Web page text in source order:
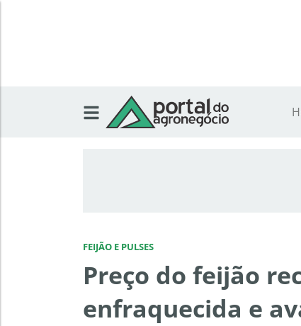
FEIJÃO E PULSES
Preço do feijão
enfraquecida e